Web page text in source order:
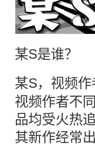
某S是谁？
某S，视频
视频作者不
品均受火热
其新作经常